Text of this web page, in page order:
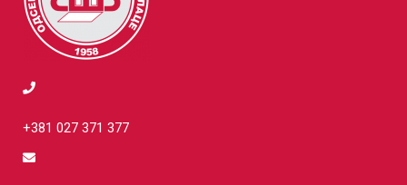
+381 027 371 377